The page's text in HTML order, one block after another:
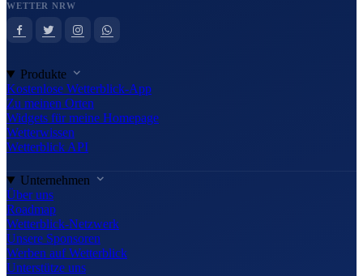
WETTER NRW
Produkte
Kostenlose Wetterblick-App
Zu meinen Orten
Widgets für meine Homepage
Wetterwissen
Wetterblick API
Unternehmen
Über uns
Roadmap
Wetterblick-Netzwerk
Unsere Sponsoren
Werben auf Wetterblick
Unterstütze uns